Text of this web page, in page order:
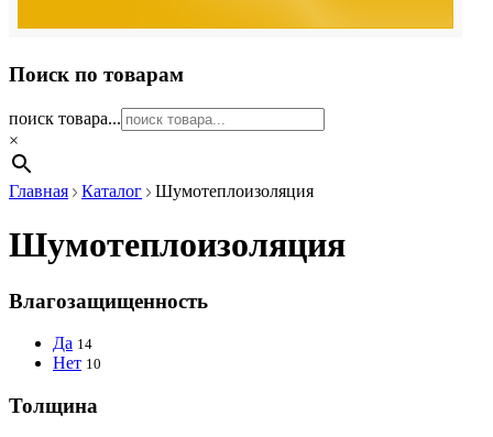
Поиск по товарам
поиск товара...
×
Главная Каталог Шумотеплоизоляция
Шумотеплоизоляция
Влагозащищенность
Да 14
Нет 10
Толщина